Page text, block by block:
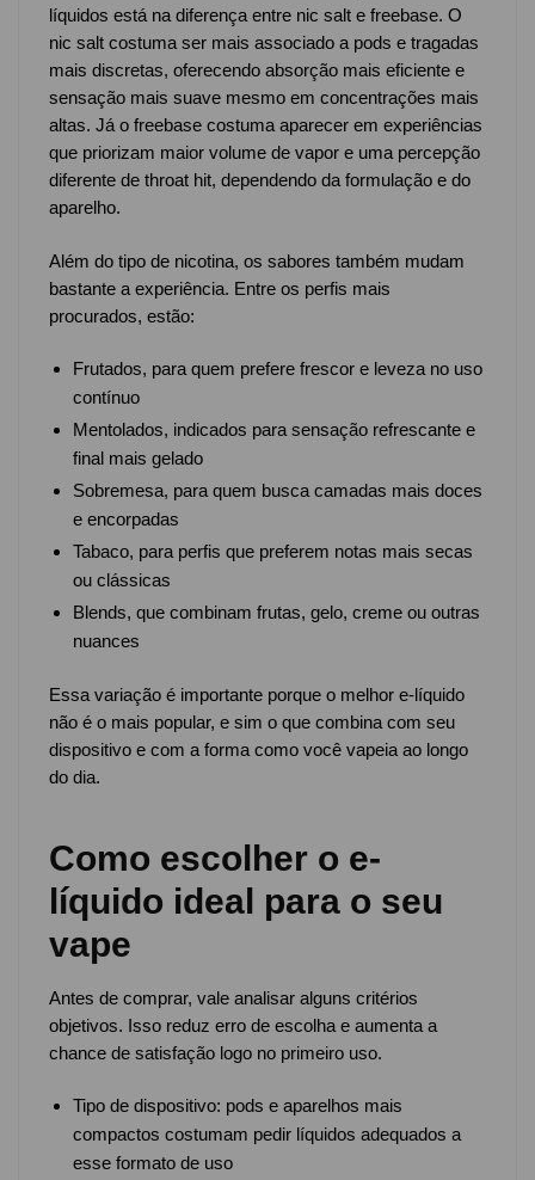
líquidos está na diferença entre nic salt e freebase. O
nic salt costuma ser mais associado a pods e tragadas
mais discretas, oferecendo absorção mais eficiente e
sensação mais suave mesmo em concentrações mais
altas. Já o freebase costuma aparecer em experiências
que priorizam maior volume de vapor e uma percepção
diferente de throat hit, dependendo da formulação e do
aparelho.
Além do tipo de nicotina, os sabores também mudam
bastante a experiência. Entre os perfis mais
procurados, estão:
Frutados, para quem prefere frescor e leveza no uso
contínuo
Mentolados, indicados para sensação refrescante e
final mais gelado
Sobremesa, para quem busca camadas mais doces
e encorpadas
Tabaco, para perfis que preferem notas mais secas
ou clássicas
Blends, que combinam frutas, gelo, creme ou outras
nuances
Essa variação é importante porque o melhor e-líquido
não é o mais popular, e sim o que combina com seu
dispositivo e com a forma como você vapeia ao longo
do dia.
Como escolher o e-
líquido ideal para o seu
vape
Antes de comprar, vale analisar alguns critérios
objetivos. Isso reduz erro de escolha e aumenta a
chance de satisfação logo no primeiro uso.
Tipo de dispositivo: pods e aparelhos mais
compactos costumam pedir líquidos adequados a
esse formato de uso